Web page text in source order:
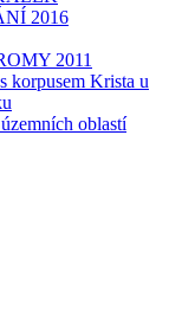
2016
2011
korpusem Krista u
oblastí